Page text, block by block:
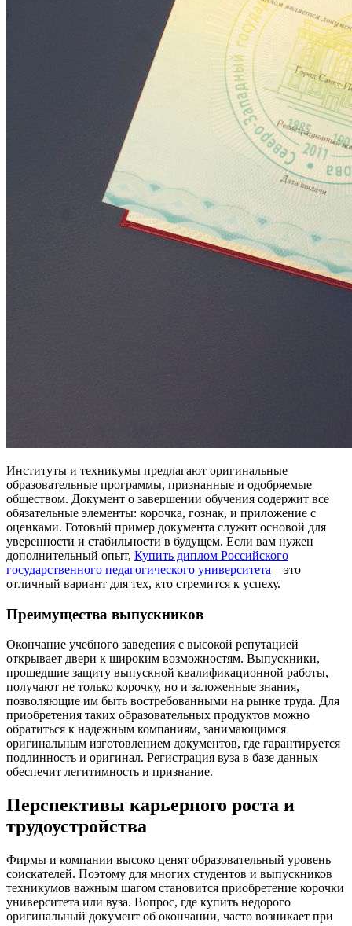
Институты и техникумы предлагают оригинальные
образовательные программы, признанные и одобряемые
обществом. Документ о завершении обучения содержит все
обязательные элементы: корочка, гознак, и приложение с
оценками. Готовый пример документа служит основой для
уверенности и стабильности в будущем. Если вам нужен
дополнительный опыт, Купить диплом Российского
государственного педагогического университета – это
отличный вариант для тех, кто стремится к успеху.
Преимущества выпускников
Окончание учебного заведения с высокой репутацией
открывает двери к широким возможностям. Выпускники,
прошедшие защиту выпускной квалификационной работы,
получают не только корочку, но и заложенные знания,
позволяющие им быть востребованными на рынке труда. Для
приобретения таких образовательных продуктов можно
обратиться к надежным компаниям, занимающимся
оригинальным изготовлением документов, где гарантируется
подлинность и оригинал. Регистрация вуза в базе данных
обеспечит легитимность и признание.
Перспективы карьерного роста и
трудоустройства
Фирмы и компании высоко ценят образовательный уровень
соискателей. Поэтому для многих студентов и выпускников
техникумов важным шагом становится приобретение корочки
университета или вуза. Вопрос, где купить недорого
оригинальный документ об окончании, часто возникает при